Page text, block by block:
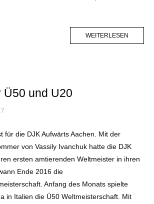
WEITERLESEN
Ü50 und U20
für die DJK Aufwärts Aachen. Mit der
von Vassily Ivanchuk hatte die DJK
ersten amtierenden Weltmeister in ihren
Ende 2016 die
Anfang des Monats spielte
in Italien die Ü50 Weltmeisterschaft. Mit